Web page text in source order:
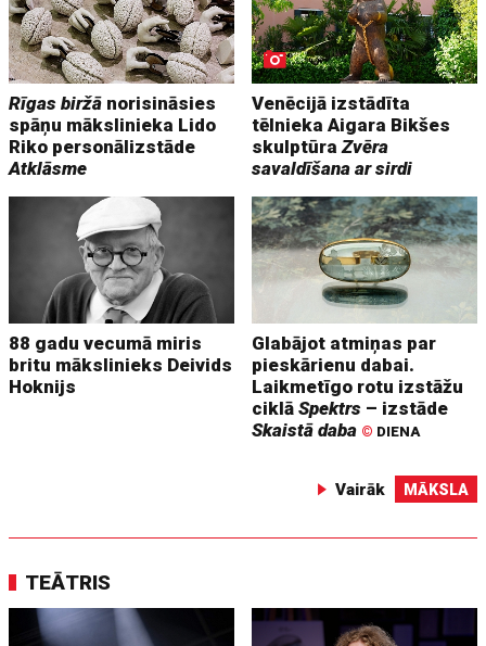
Rīgas biržā norisināsies
spāņu mākslinieka Lido
Riko personālizstāde
Atklāsme
Venēcijā izstādīta
tēlnieka Aigara Bikšes
skulptūraZvēra
savaldīšana ar sirdi
88 gadu vecumā miris
britu mākslinieks Deivids
Hoknijs
Glabājot atmiņas par
pieskārienu dabai.
Laikmetīgo rotu izstāžu
ciklāSpektrs – izstāde
Skaistā daba © DIENA
Vairāk MĀKSLA
TEĀTRIS